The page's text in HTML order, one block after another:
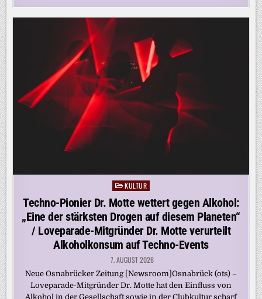
Posted
in
KULTUR
Techno-Pionier Dr. Motte wettert gegen Alkohol:
„Eine der stärksten Drogen auf diesem Planeten“
/ Loveparade-Mitgründer Dr. Motte verurteilt
Alkoholkonsum auf Techno-Events
7. AUGUST 2026
Neue Osnabrücker Zeitung [Newsroom]Osnabrück (ots) –
Loveparade-Mitgründer Dr. Motte hat den Einfluss von
Alkohol in der Gesellschaft sowie in der Clubkultur scharf